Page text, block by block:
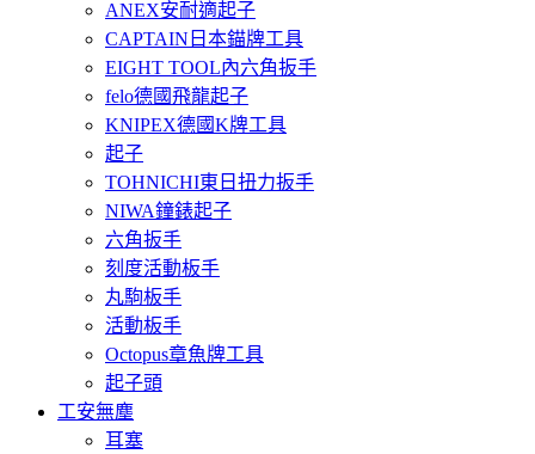
ANEX安耐適起子
CAPTAIN日本錨牌工具
EIGHT TOOL內六角扳手
felo德國飛龍起子
KNIPEX德國K牌工具
起子
TOHNICHI東日扭力扳手
NIWA鐘錶起子
六角扳手
刻度活動板手
丸駒板手
活動板手
Octopus章魚牌工具
起子頭
工安無塵
耳塞